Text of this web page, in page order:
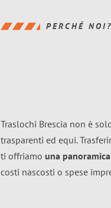
PERCHÉ NOI?
Traslochi Brescia non è
trasparenti ed equi.
ti offriamo una
costi nascosti o spese